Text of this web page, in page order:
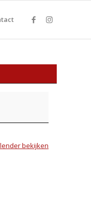
bekijken